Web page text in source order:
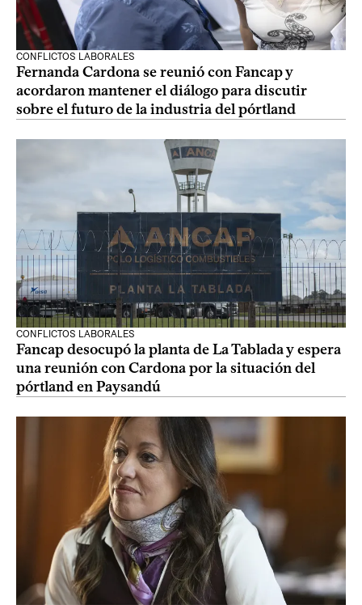
CONFLICTOS LABORALES
Fernanda Cardona se reunió con Fancap y
acordaron mantener el diálogo para discutir
sobre el futuro de la industria del pórtland
CONFLICTOS LABORALES
Fancap desocupó la planta de La Tablada y espera
una reunión con Cardona por la situación del
pórtland en Paysandú